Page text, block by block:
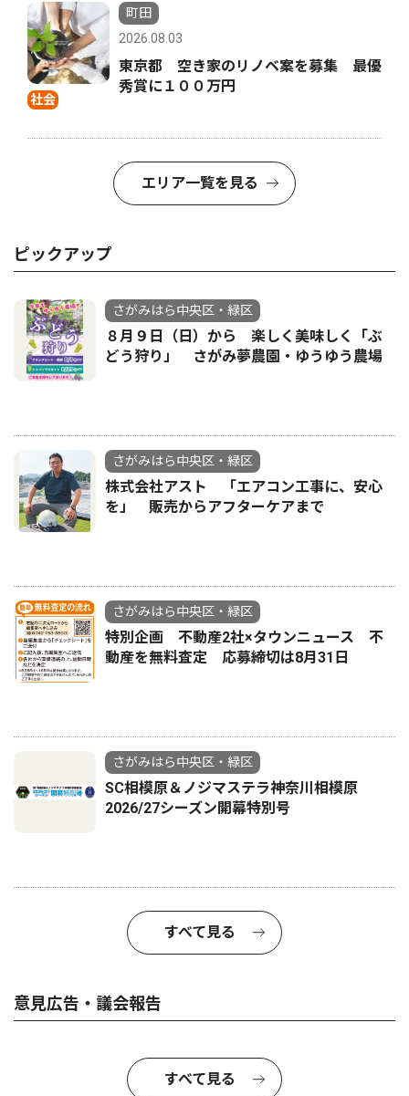
社会
町田
2026.08.03
東京都 空き家のリノベ案を募集 最優
秀賞に１００万円
エリア一覧を見る
ピックアップ
さがみはら中央区・緑区
８月９日（日）から 楽しく美味しく「ぶ
どう狩り」 さがみ夢農園・ゆうゆう農場
さがみはら中央区・緑区
株式会社アスト 「エアコン工事に、安心
を」 販売からアフターケアまで
さがみはら中央区・緑区
特別企画 不動産2社×タウンニュース 不
動産を無料査定 応募締切は8月31日
さがみはら中央区・緑区
SC相模原＆ノジマステラ神奈川相模原
2026/27シーズン開幕特別号
すべて見る
意見広告・議会報告
すべて見る